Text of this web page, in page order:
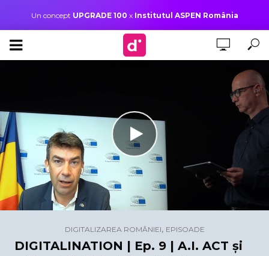
Un concept UPGRADE 100 x Institutul ASPEN România
DIGITALIZAREA ROMÂNIEI, EPISOADE
DIGITALINATION | Ep. 9 | A.I. ACT și